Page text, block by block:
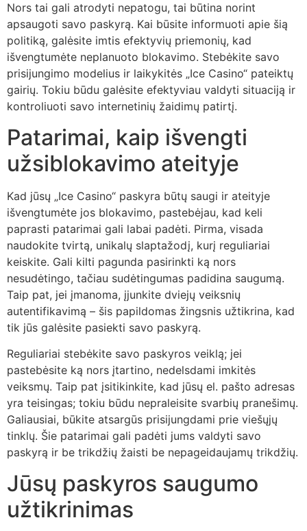
Nors tai gali atrodyti nepatogu, tai būtina norint
apsaugoti savo paskyrą. Kai būsite informuoti apie šią
politiką, galėsite imtis efektyvių priemonių, kad
išvengtumėte neplanuoto blokavimo. Stebėkite savo
prisijungimo modelius ir laikykitės „Ice Casino“ pateiktų
gairių. Tokiu būdu galėsite efektyviau valdyti situaciją ir
kontroliuoti savo internetinių žaidimų patirtį.
Patarimai, kaip išvengti
užsiblokavimo ateityje
Kad jūsų „Ice Casino“ paskyra būtų saugi ir ateityje
išvengtumėte jos blokavimo, pastebėjau, kad keli
paprasti patarimai gali labai padėti. Pirma, visada
naudokite tvirtą, unikalų slaptažodį, kurį reguliariai
keiskite. Gali kilti pagunda pasirinkti ką nors
nesudėtingo, tačiau sudėtingumas padidina saugumą.
Taip pat, jei įmanoma, įjunkite dviejų veiksnių
autentifikavimą – šis papildomas žingsnis užtikrina, kad
tik jūs galėsite pasiekti savo paskyrą.
Reguliariai stebėkite savo paskyros veiklą; jei
pastebėsite ką nors įtartino, nedelsdami imkitės
veiksmų. Taip pat įsitikinkite, kad jūsų el. pašto adresas
yra teisingas; tokiu būdu nepraleisite svarbių pranešimų.
Galiausiai, būkite atsargūs prisijungdami prie viešųjų
tinklų. Šie patarimai gali padėti jums valdyti savo
paskyrą ir be trikdžių žaisti be nepageidaujamų trikdžių.
Jūsų paskyros saugumo
užtikrinimas